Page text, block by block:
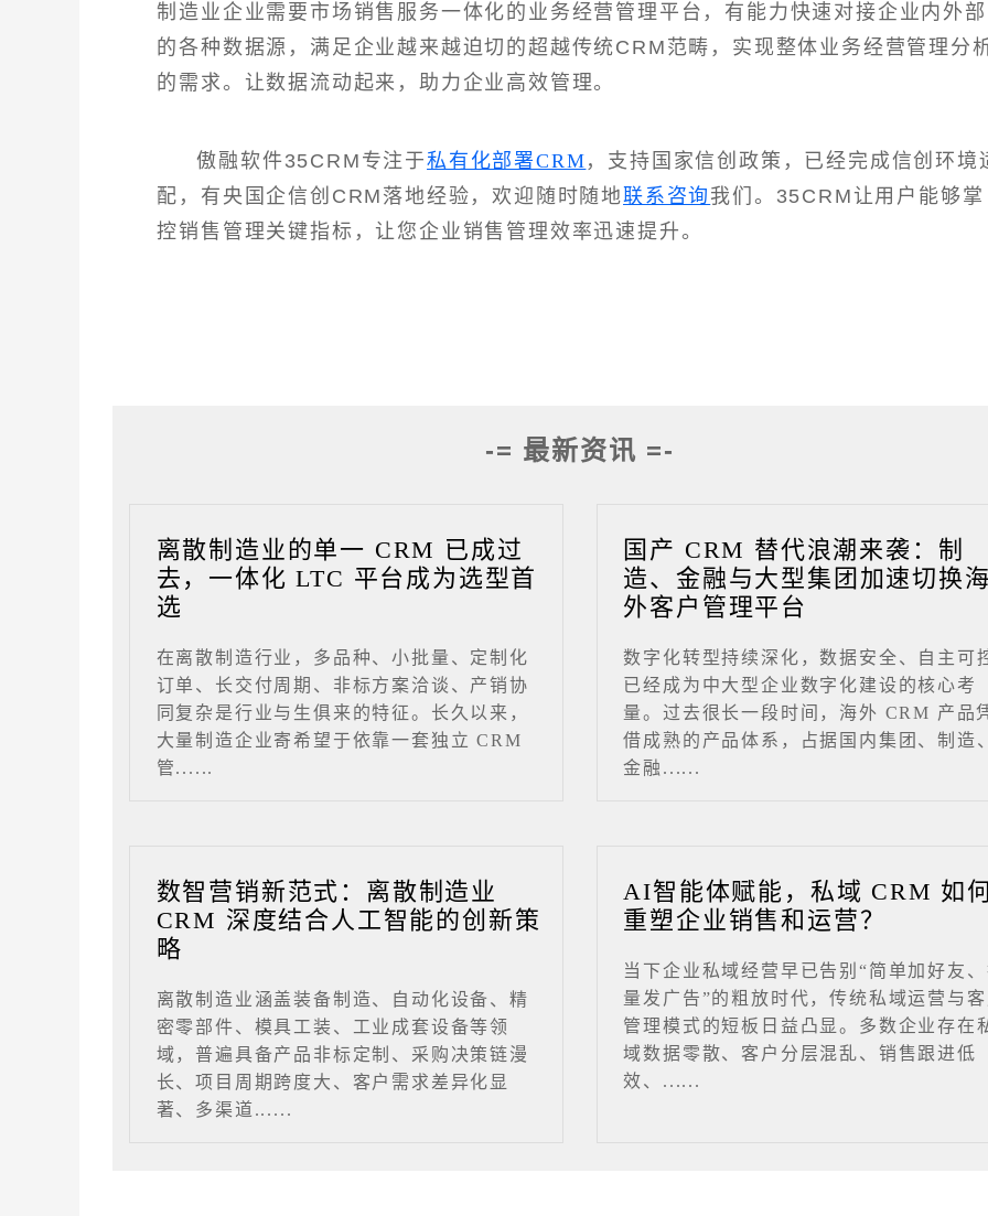
制造业企业需要市场销售服务一体化的业务经营管理平台，有能力快速对接企业内外部
的各种数据源，满足企业越来越迫切的超越传统CRM范畴，实现整体业务经营管理分
的需求。让数据流动起来，助力企业高效管理。
傲融软件35CRM专注于私有化部署CRM ，支持国家信创政策，已经完成信创环境
配，有央国企信创CRM落地经验，欢迎随时随地联系咨询 我们。35CRM让用户能够掌
控销售管理关键指标，让您企业销售管理效率迅速提升。
-= 最新资讯 =-
离散制造业的单一 CRM 已成过
去，一体化 LTC 平台成为选型首
选
在离散制造行业，多品种、小批量、定制化
订单、长交付周期、非标方案洽谈、产销协
同复杂是行业与生俱来的特征。长久以来，
大量制造企业寄希望于依靠一套独立 CRM
管......
国产 CRM 替代浪潮来袭：制
造、金融与大型集团加速切换
外客户管理平台
数字化转型持续深化，数据安全、自主可
已经成为中大型企业数字化建设的核心考
量。过去很长一段时间，海外 CRM 产品
借成熟的产品体系，占据国内集团、制造
金融......
数智营销新范式：离散制造业
CRM 深度结合人工智能的创新策
略
离散制造业涵盖装备制造、自动化设备、精
密零部件、模具工装、工业成套设备等领
域，普遍具备产品非标定制、采购决策链漫
长、项目周期跨度大、客户需求差异化显
著、多渠道......
AI智能体赋能，私域 CRM 如
重塑企业销售和运营？
当下企业私域经营早已告别“简单加好友
量发广告”的粗放时代，传统私域运营与
管理模式的短板日益凸显。多数企业存在
域数据零散、客户分层混乱、销售跟进低
效、......